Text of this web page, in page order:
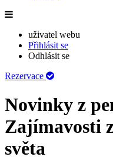
uživatel webu
Přihlásit se
Odhlásit se
Rezervace
Novinky z
Zajímavosti
světa